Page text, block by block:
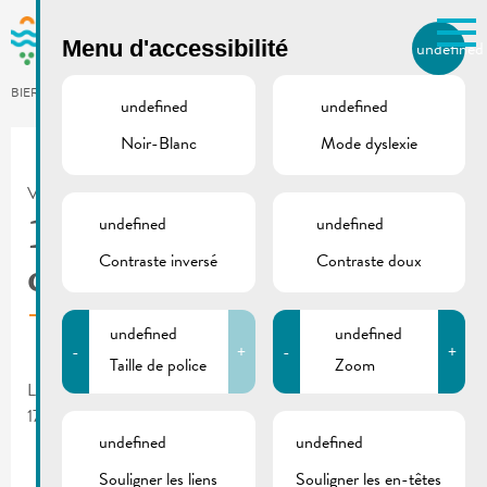
Skip to main content
BIERGER.REMICH.LU
Utilisez la recherche pour
Comme par exemple des contacts, des
VILLE DE REMICH / ACTUALITÉ
17.11.2023 | Séance du
conseil communal
La prochaine séance du conseil communal aura lieu le vendredi,
17 novembre 2023 à 09:00 heures à l’Hôtel de Ville à Remich.
Menu d'accessibilité undefined
undefined
Noir-Blanc
undefined
Mode dyslexie
undefined
Contraste inversé
undefined
Contraste doux
-
undefined
Taille de police
+ -
undefined
Zoom
+
undefined
Souligner les liens
undefined
Souligner les en-têtes